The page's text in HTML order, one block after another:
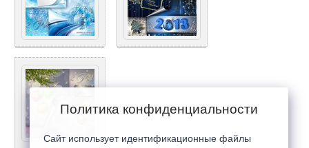
Политика конфиденциальности
Сайт использует идентификационные файлы